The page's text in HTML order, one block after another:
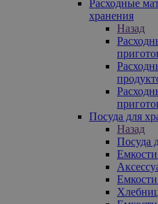
Расходные
хранения
Назад
Посуда для
Назад
Посуда